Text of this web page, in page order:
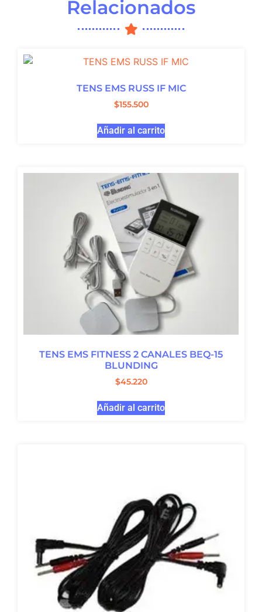
Relacionados
TENS EMS RUSS IF MIC
$155.500
Añadir al carrito
TENS EMS FITNESS 2 CANALES BEQ-15
BLUNDING
$45.220
Añadir al carrito